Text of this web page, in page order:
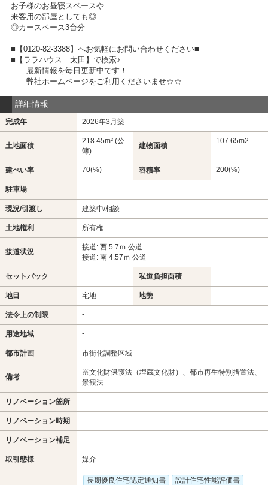
お子様のお昼寝スペースや
来客用の部屋としても◎
◎カースペース3台分
■【0120-82-3388】へお気軽にお問い合わせください■
■【ララハウス 太田】で検索♪
最新情報を毎日更新中です！
弊社ホームページをご利用くださいませ☆☆
詳細情報
完成年 2026年3月築
土地面積
218.45m² (公
簿)
建物面積
107.65m2
建ぺい率 70(%) 容積率 200(%)
駐車場 -
現況/引渡し 建築中/相談
土地権利 所有権
接道状況
接道: 西 5.7ｍ 公道
接道: 南 4.57ｍ 公道
セットバック - 私道負担面積 -
地目 宅地 地勢
法令上の制限 -
用途地域 -
都市計画 市街化調整区域
備考
※文化財保護法（埋蔵文化財）、都市再生特別措置法、
景観法
リノベーション箇所
リノベーション時期
リノベーション補足
取引態様 媒介
長期優良住宅認定通知書
設計住宅性能評価書